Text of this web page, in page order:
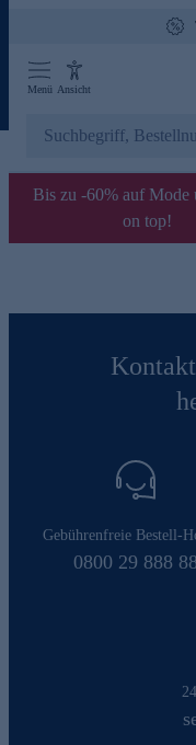
Menü Ansicht
Bis zu -60% auf Mode
on top!
Gebührenfreie Bestell-
0800 29 888 88